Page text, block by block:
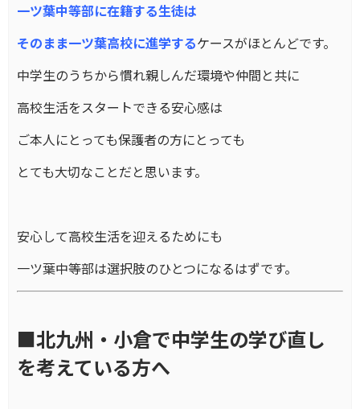
一ツ葉中等部に在籍する生徒は
そのまま一ツ葉高校に進学するケースがほとんどです。
中学生のうちから慣れ親しんだ環境や仲間と共に
高校生活をスタートできる安心感は
ご本人にとっても保護者の方にとっても
とても大切なことだと思います。
安心して高校生活を迎えるためにも
一ツ葉中等部は選択肢のひとつになるはずです。
■北九州・小倉で中学生の学び直し
を考えている方へ